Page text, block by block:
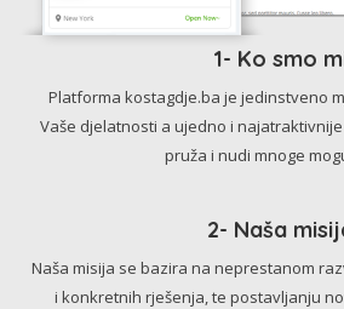
1- Ko smo
Platforma kostagdje.ba je jedinstveno
Vaše djelatnosti a ujedno i
pruža i nudi mnoge
2- Naša
Naša misija se bazira na neprestanom
i konkretnih rješenja, te postavljanju